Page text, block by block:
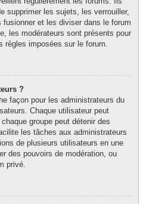
supprimer les sujets, les verrouiller,
fusionner et les diviser dans le forum
les modérateurs sont présents pour
règles imposées sur le forum.
?
façon pour les administrateurs du
Chaque utilisateur peut
groupe peut détenir des
les tâches aux administrateurs
de plusieurs utilisateurs en une
des pouvoirs de modération, ou
privé.